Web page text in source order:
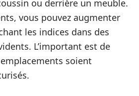
ou derrière un meuble.
vous pouvez augmenter
les indices dans des
L’important est de
emplacements soient